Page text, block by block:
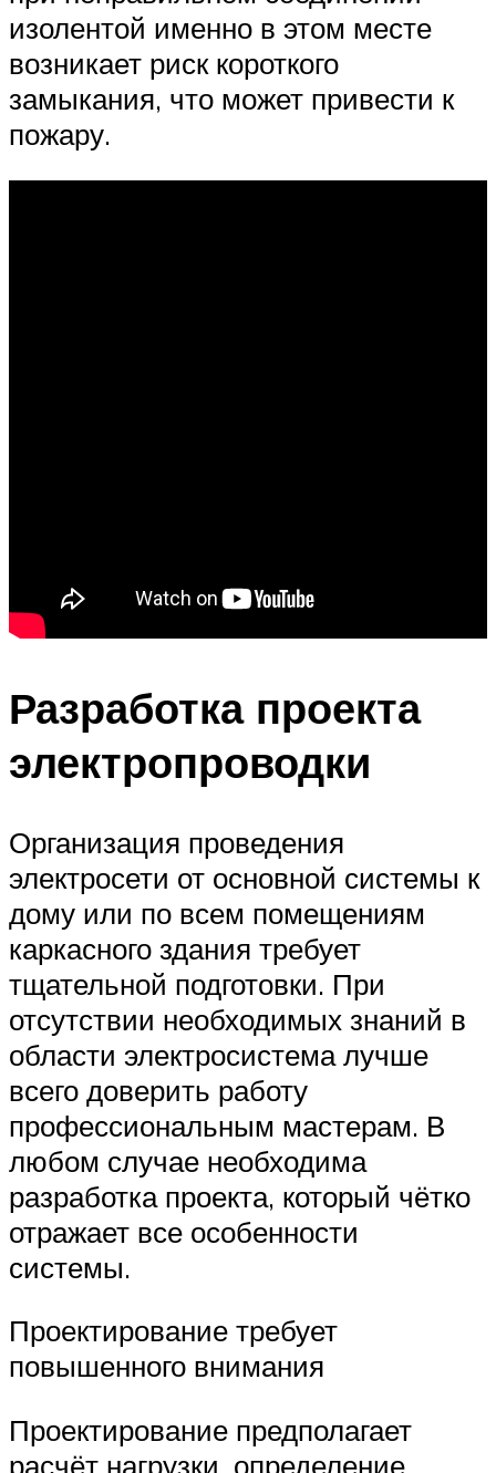
изолентой именно в этом месте
возникает риск короткого
замыкания, что может привести к
пожару.
Разработка проекта
электропроводки
Организация проведения
электросети от основной системы к
дому или по всем помещениям
каркасного здания требует
тщательной подготовки. При
отсутствии необходимых знаний в
области электросистема лучше
всего доверить работу
профессиональным мастерам. В
любом случае необходима
разработка проекта, который чётко
отражает все особенности
системы.
Проектирование требует
повышенного внимания
Проектирование предполагает
расчёт нагрузки, определение